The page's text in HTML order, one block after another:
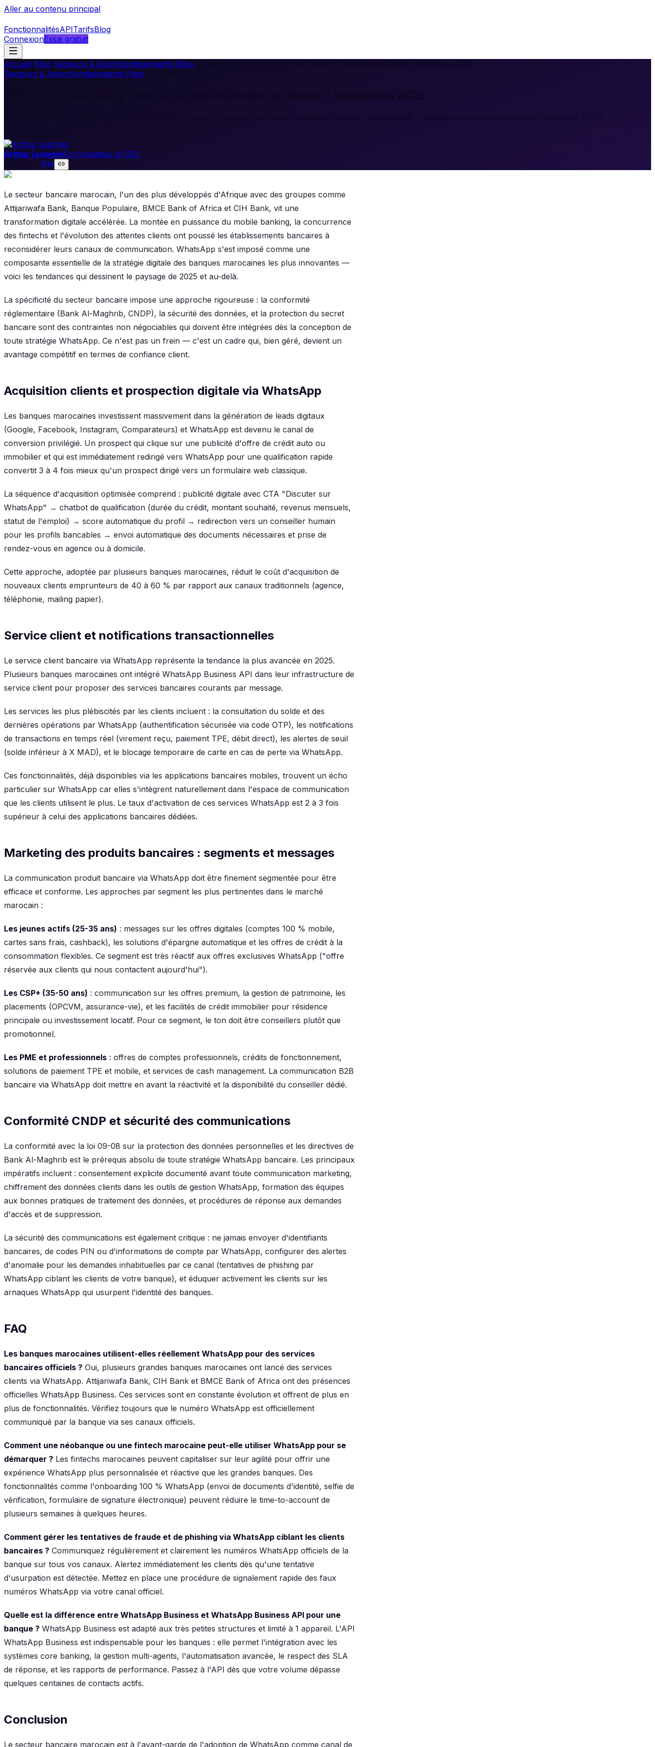
Aller au contenu principal
FonctionnalitésAPITarifsBlog
ConnexionEssai gratuit
Accueil Blog Secteurs & Approfondissements Pays
Secteurs & Approfondissements Pays
Tendances 2025 du WhatsApp marketing dans le secteur bancaire marocain : acquisition clients, service digital, notifications transactionnelles et conformité CNDP.
Arthur LyonnetCo-fondateur & CEO
Le secteur bancaire marocain, l'un des plus développés d'Afrique avec des groupes comme
Attijariwafa Bank, Banque Populaire, BMCE Bank of Africa et CIH Bank, vit une
transformation digitale accélérée. La montée en puissance du mobile banking, la concurrence
des fintechs et l'évolution des attentes clients ont poussé les établissements bancaires à
reconsidérer leurs canaux de communication. WhatsApp s'est imposé comme une
composante essentielle de la stratégie digitale des banques marocaines les plus innovantes —
voici les tendances qui dessinent le paysage de 2025 et au-delà.
La spécificité du secteur bancaire impose une approche rigoureuse : la conformité
réglementaire (Bank Al-Maghrib, CNDP), la sécurité des données, et la protection du secret
bancaire sont des contraintes non négociables qui doivent être intégrées dès la conception de
toute stratégie WhatsApp. Ce n'est pas un frein — c'est un cadre qui, bien géré, devient un
avantage compétitif en termes de confiance client.
Acquisition clients et prospection digitale via WhatsApp
Les banques marocaines investissent massivement dans la génération de leads digitaux
(Google, Facebook, Instagram, Comparateurs) et WhatsApp est devenu le canal de
conversion privilégié. Un prospect qui clique sur une publicité d'offre de crédit auto ou
immobilier et qui est immédiatement redirigé vers WhatsApp pour une qualification rapide
convertit 3 à 4 fois mieux qu'un prospect dirigé vers un formulaire web classique.
La séquence d'acquisition optimisée comprend : publicité digitale avec CTA "Discuter sur
WhatsApp" → chatbot de qualification (durée du crédit, montant souhaité, revenus mensuels,
statut de l'emploi) → score automatique du profil → redirection vers un conseiller humain
pour les profils bancables → envoi automatique des documents nécessaires et prise de
rendez-vous en agence ou à domicile.
Cette approche, adoptée par plusieurs banques marocaines, réduit le coût d'acquisition de
nouveaux clients emprunteurs de 40 à 60 % par rapport aux canaux traditionnels (agence,
téléphonie, mailing papier).
Service client et notifications transactionnelles
Le service client bancaire via WhatsApp représente la tendance la plus avancée en 2025.
Plusieurs banques marocaines ont intégré WhatsApp Business API dans leur infrastructure de
service client pour proposer des services bancaires courants par message.
Les services les plus plébiscités par les clients incluent : la consultation du solde et des
dernières opérations par WhatsApp (authentification sécurisée via code OTP), les notifications
de transactions en temps réel (virement reçu, paiement TPE, débit direct), les alertes de seuil
(solde inférieur à X MAD), et le blocage temporaire de carte en cas de perte via WhatsApp.
Ces fonctionnalités, déjà disponibles via les applications bancaires mobiles, trouvent un écho
particulier sur WhatsApp car elles s'intègrent naturellement dans l'espace de communication
que les clients utilisent le plus. Le taux d'activation de ces services WhatsApp est 2 à 3 fois
supérieur à celui des applications bancaires dédiées.
Marketing des produits bancaires : segments et messages
La communication produit bancaire via WhatsApp doit être finement segmentée pour être
efficace et conforme. Les approches par segment les plus pertinentes dans le marché
marocain :
Les jeunes actifs (25-35 ans) : messages sur les offres digitales (comptes 100 % mobile,
cartes sans frais, cashback), les solutions d'épargne automatique et les offres de crédit à la
consommation flexibles. Ce segment est très réactif aux offres exclusives WhatsApp ("offre
réservée aux clients qui nous contactent aujourd'hui").
Les CSP+ (35-50 ans) : communication sur les offres premium, la gestion de patrimoine, les
placements (OPCVM, assurance-vie), et les facilités de crédit immobilier pour résidence
principale ou investissement locatif. Pour ce segment, le ton doit être conseillers plutôt que
promotionnel.
Les PME et professionnels : offres de comptes professionnels, crédits de fonctionnement,
solutions de paiement TPE et mobile, et services de cash management. La communication B2B
bancaire via WhatsApp doit mettre en avant la réactivité et la disponibilité du conseiller dédié.
Conformité CNDP et sécurité des communications
La conformité avec la loi 09-08 sur la protection des données personnelles et les directives de
Bank Al-Maghrib est le prérequis absolu de toute stratégie WhatsApp bancaire. Les principaux
impératifs incluent : consentement explicite documenté avant toute communication marketing,
chiffrement des données clients dans les outils de gestion WhatsApp, formation des équipes
aux bonnes pratiques de traitement des données, et procédures de réponse aux demandes
d'accès et de suppression.
La sécurité des communications est également critique : ne jamais envoyer d'identifiants
bancaires, de codes PIN ou d'informations de compte par WhatsApp, configurer des alertes
d'anomalie pour les demandes inhabituelles par ce canal (tentatives de phishing par
WhatsApp ciblant les clients de votre banque), et éduquer activement les clients sur les
arnaques WhatsApp qui usurpent l'identité des banques.
FAQ
Les banques marocaines utilisent-elles réellement WhatsApp pour des services
bancaires officiels ? Oui, plusieurs grandes banques marocaines ont lancé des services
clients via WhatsApp. Attijariwafa Bank, CIH Bank et BMCE Bank of Africa ont des présences
officielles WhatsApp Business. Ces services sont en constante évolution et offrent de plus en
plus de fonctionnalités. Vérifiez toujours que le numéro WhatsApp est officiellement
communiqué par la banque via ses canaux officiels.
Comment une néobanque ou une fintech marocaine peut-elle utiliser WhatsApp pour se
démarquer ? Les fintechs marocaines peuvent capitaliser sur leur agilité pour offrir une
expérience WhatsApp plus personnalisée et réactive que les grandes banques. Des
fonctionnalités comme l'onboarding 100 % WhatsApp (envoi de documents d'identité, selfie de
vérification, formulaire de signature électronique) peuvent réduire le time-to-account de
plusieurs semaines à quelques heures.
Comment gérer les tentatives de fraude et de phishing via WhatsApp ciblant les clients
bancaires ? Communiquez régulièrement et clairement les numéros WhatsApp officiels de la
banque sur tous vos canaux. Alertez immédiatement les clients dès qu'une tentative
d'usurpation est détectée. Mettez en place une procédure de signalement rapide des faux
numéros WhatsApp via votre canal officiel.
Quelle est la différence entre WhatsApp Business et WhatsApp Business API pour une
banque ? WhatsApp Business est adapté aux très petites structures et limité à 1 appareil. L'API
WhatsApp Business est indispensable pour les banques : elle permet l'intégration avec les
systèmes core banking, la gestion multi-agents, l'automatisation avancée, le respect des SLA
de réponse, et les rapports de performance. Passez à l'API dès que votre volume dépasse
quelques centaines de contacts actifs.
Conclusion
Le secteur bancaire marocain est à l'avant-garde de l'adoption de WhatsApp comme canal de